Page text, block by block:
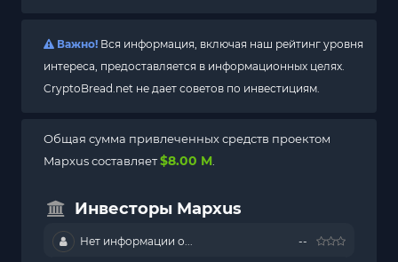
Важно! Вся информация, включая наш рейтинг уровня
интереса, предоставляется в информационных целях.
CryptoBread.net не дает советов по инвестициям.
Общая сумма привлеченных средств проектом
Mapxus составляет$8.00 M
Инвесторы Mapxus
Нет информации о... --